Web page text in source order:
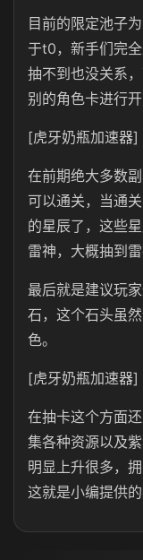
目前的限定池子
于t0，新手们完
抽不到也没关系
别的角色卡进行开
[虎牙奶瓶加速器]
在前期绝大多数
可以通关，当通
的星辰了，这些
雷神，大概抽到
最后就是建议玩
石，这个石头虽
色。
[虎牙奶瓶加速器]
在抽卡这个方面
集各种资源以及
明显上升很多，
这就是小编提供